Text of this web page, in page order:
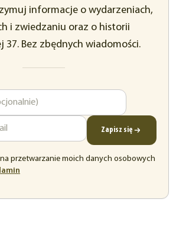
informacje o wydarzeniach,
i zwiedzaniu oraz o historii
37. Bez zbędnych wiadomości.
Zapisz się
przetwarzanie moich danych osobowych